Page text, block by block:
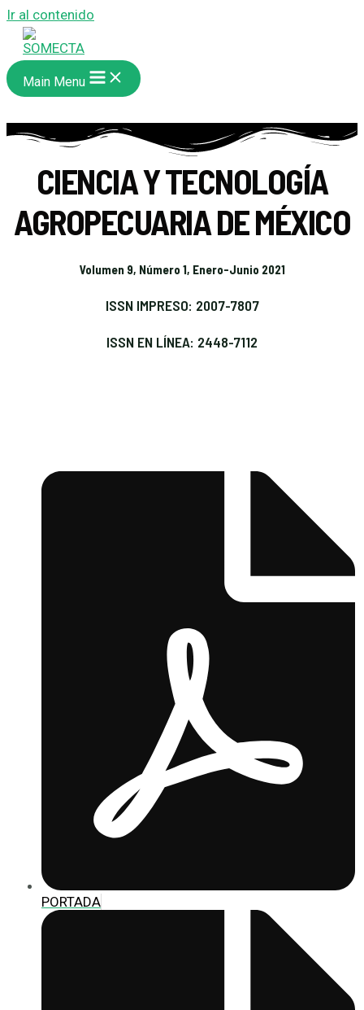
Ir al contenido
Main Menu
CIENCIA Y TECNOLOGÍA
AGROPECUARIA DE MÉXICO
Volumen 9, Número 1, Enero-Junio 2021
ISSN IMPRESO: 2007-7807
ISSN EN LÍNEA: 2448-7112
PORTADA